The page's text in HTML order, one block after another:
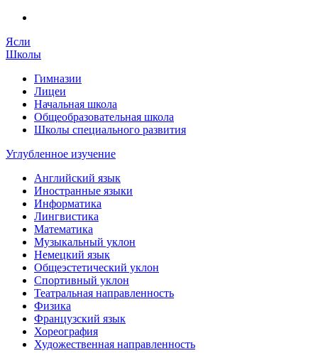
Ясли
Школы
Гимназии
Лицеи
Начальная школа
Общеобразовательная школа
Школы специального развития
Углубленное изучение
Английский язык
Иностранные языки
Информатика
Лингвистика
Математика
Музыкальный уклон
Немецкий язык
Общеэстетический уклон
Спортивный уклон
Театральная направленность
Физика
Французский язык
Хореография
Художественная направленность